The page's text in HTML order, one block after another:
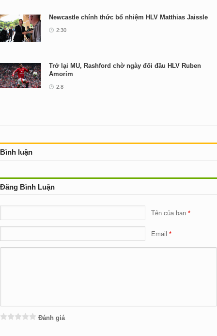
Newcastle chính thức bổ nhiệm HLV Matthias Jaissle
2:30
Trở lại MU, Rashford chờ ngày đối đầu HLV Ruben
Amorim
2:8
Bình luận
Đăng Bình Luận
Tên của bạn
Email
Đánh giá